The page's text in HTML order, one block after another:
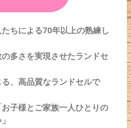
ちによる70年以上の熟練し
多さを実現させたランドセ
、高品質なランドセルで
子様とご家族一人ひとりの